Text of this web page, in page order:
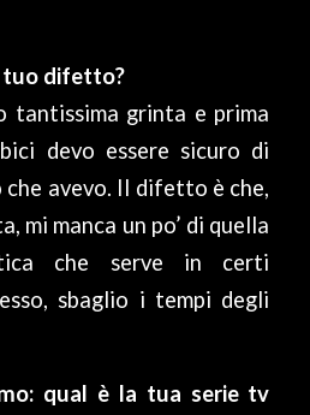
tuo difetto?
tantissima grinta e prima
devo essere sicuro di
avevo. Il difetto è che,
mi manca un po’ di quella
che serve in certi
sbaglio i tempi degli
qual è la tua serie tv